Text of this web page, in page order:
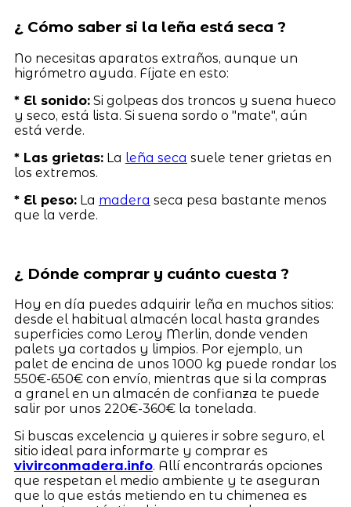
¿ Cómo saber si la leña está seca ?
No necesitas aparatos extraños, aunque un
higrómetro ayuda. Fíjate en esto:
* El sonido:Si golpeas dos troncos y suena hueco
y seco, está lista. Si suena sordo o "mate", aún
está verde.
* Las grietas:La leña seca suele tener grietas en
los extremos.
* El peso:La madera seca pesa bastante menos
que la verde.
¿ Dónde comprar y cuánto cuesta ?
Hoy en día puedes adquirir leña en muchos sitios:
desde el habitual almacén local hasta grandes
superficies como Leroy Merlin, donde venden
palets ya cortados y limpios. Por ejemplo, un
palet de encina de unos 1000 kg puede rondar los
550€-650€ con envío, mientras que si la compras
a granel en un almacén de confianza te puede
salir por unos 220€-360€ la tonelada.
Si buscas excelencia y quieres ir sobre seguro, el
sitio ideal para informarte y comprar es
vivirconmadera.info. Allí encontrarás opciones
que respetan el medio ambiente y te aseguran
que lo que estás metiendo en tu chimenea es